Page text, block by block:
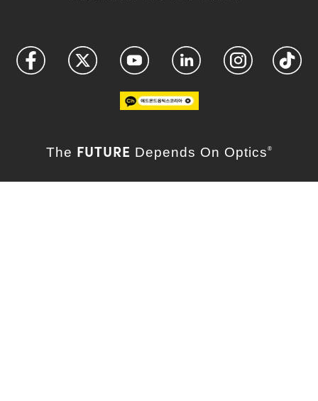
The FUTURE Depends On Optics ®